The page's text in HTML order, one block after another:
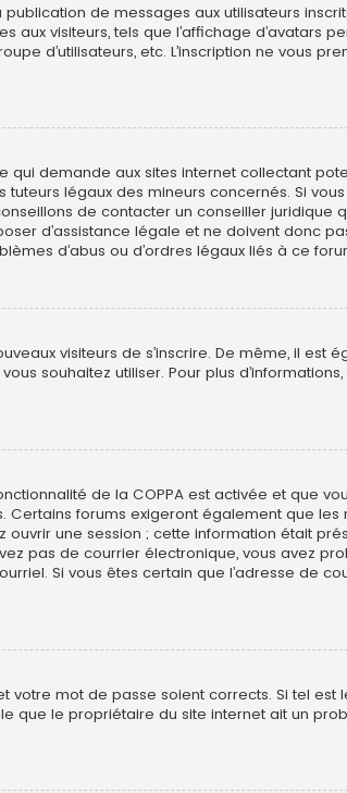
de messages aux utilisateurs
visiteurs, tels que l’affichage d’avatars
d’utilisateurs, etc. L’inscription ne vous
qui demande aux sites internet collectant
légaux des mineurs concernés. Si
de contacter un conseiller juridique
d’assistance légale et ne doivent donc
d’abus ou d’ordres légaux liés à ce
visiteurs de s’inscrire. De même, il est
souhaitez utiliser. Pour plus
de la COPPA est activée et que
Certains forums exigeront également que les
une session ; cette information était
pas de courrier électronique, vous avez
Si vous êtes certain que l’adresse de
votre mot de passe soient corrects. Si tel est
que le propriétaire du site internet ait un